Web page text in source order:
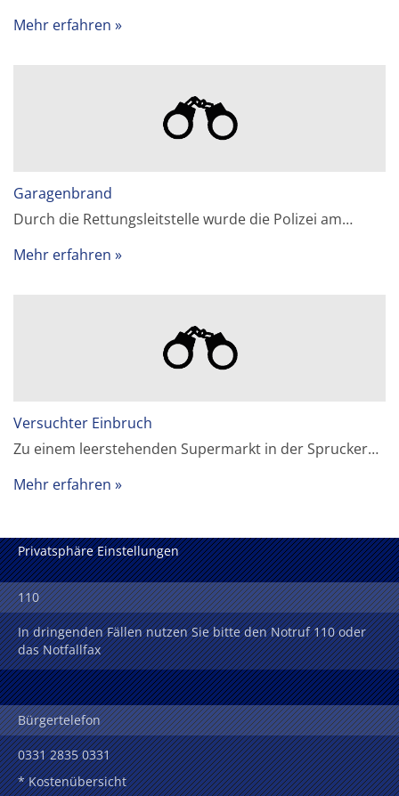
Mehr erfahren
Garagenbrand
Durch die Rettungsleitstelle wurde die Polizei am…
Mehr erfahren
Versuchter Einbruch
Zu einem leerstehenden Supermarkt in der Sprucker…
Mehr erfahren
Privatsphäre Einstellungen
110
In dringenden Fällen nutzen Sie bitte den Notruf 110 oder
das Notfallfax
Bürgertelefon
0331 2835 0331
* Kostenübersicht